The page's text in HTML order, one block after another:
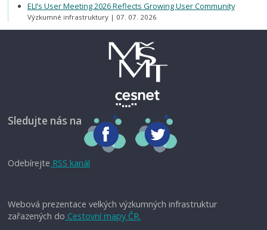
ELI’s User Meeting 2026 Reflects Growing User Community
Výzkumné infrastruktury 07. 07. 2026
Sledujte nás na
Odebírejte RSS kanál
Webová prezentace velkých výzkumných infrastruktur
zařazených do Cestovní mapy ČR.